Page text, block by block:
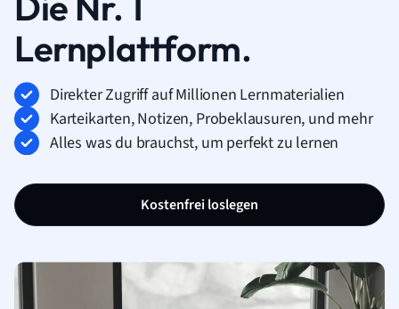
Lernplattform.
Direkter Zugriff auf Millionen Lernmaterialien
Karteikarten, Notizen, Probeklausuren, und mehr
Alles was du brauchst, um perfekt zu lernen
Kostenfrei loslegen